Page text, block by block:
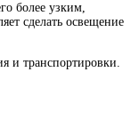
более узким,
сделать освещение
и транспортировки.